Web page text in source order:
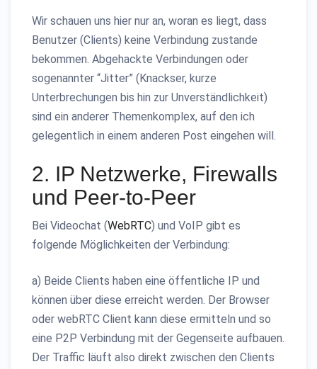
Wir schauen uns hier nur an, woran es liegt, dass
Benutzer (Clients) keine Verbindung zustande
bekommen. Abgehackte Verbindungen oder
sogenannter “Jitter” (Knackser, kurze
Unterbrechungen bis hin zur Unverständlichkeit)
sind ein anderer Themenkomplex, auf den ich
gelegentlich in einem anderen Post eingehen will.
2. IP Netzwerke, Firewalls
und Peer-to-Peer
Bei Videochat (WebRTC) und VoIP gibt es
folgende Möglichkeiten der Verbindung:
a) Beide Clients haben eine öffentliche IP und
können über diese erreicht werden. Der Browser
oder webRTC Client kann diese ermitteln und so
eine P2P Verbindung mit der Gegenseite aufbauen.
Der Traffic läuft also direkt zwischen den Clients